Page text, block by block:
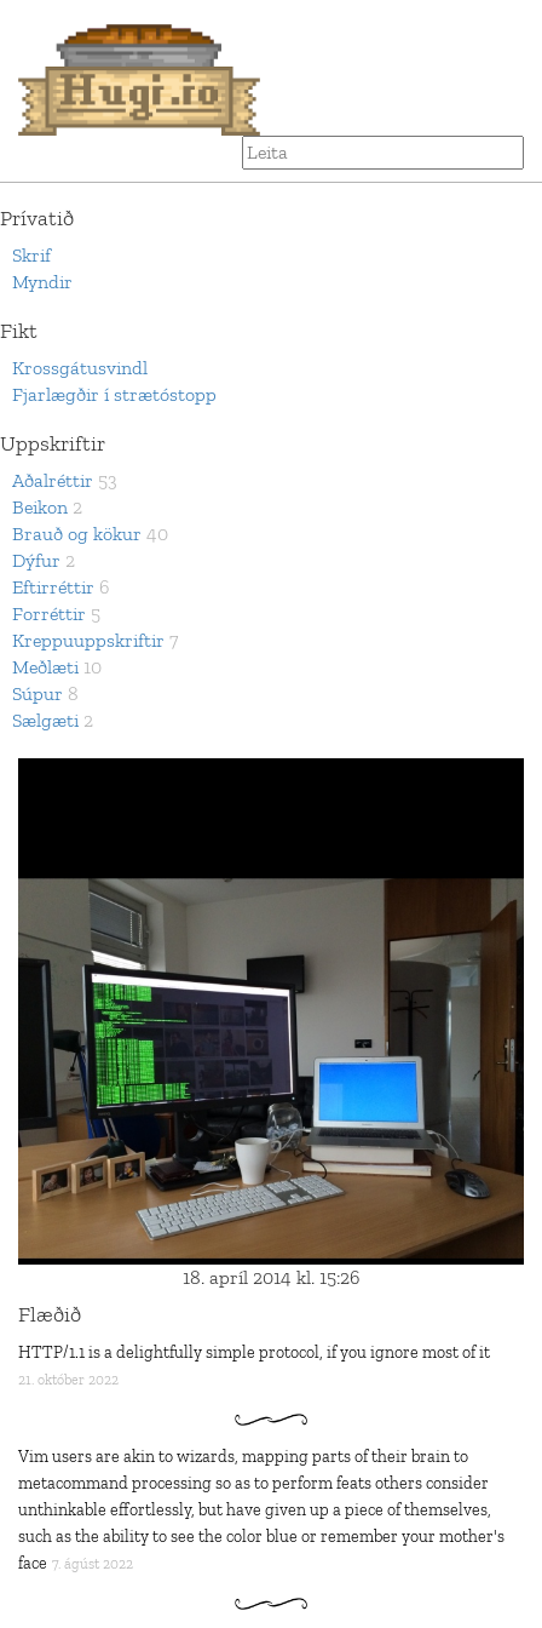
Prívatið
Skrif
Myndir
Fikt
Krossgátusvindl
Fjarlægðir í strætóstopp
Uppskriftir
Aðalréttir 53
Beikon 2
Brauð og kökur 40
Dýfur 2
Eftirréttir 6
Forréttir 5
Kreppuuppskriftir 7
Meðlæti 10
Súpur 8
Sælgæti 2
18. apríl 2014 kl. 15:26
Flæðið
HTTP/1.1 is a delightfully simple protocol, if you ignore most of it
21. október 2022
Vim users are akin to wizards, mapping parts of their brain to
metacommand processing so as to perform feats others consider
unthinkable effortlessly, but have given up a piece of themselves,
such as the ability to see the color blue or remember your mother's
face 7. ágúst 2022